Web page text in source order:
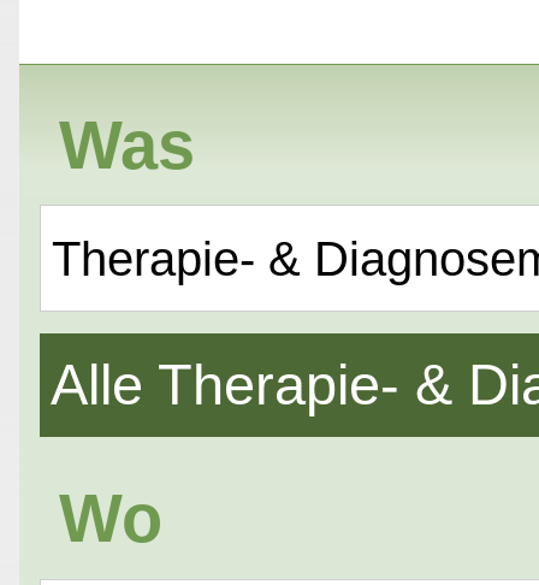
Was
Therapie- &
Alle Therapie- &
Wo